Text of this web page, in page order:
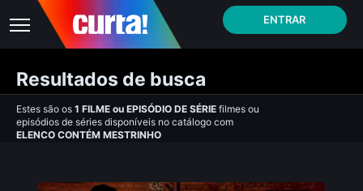
ENTRAR
Resultados de busca
Estes são os 1 FILME ou EPISÓDIO DE SÉRIE filmes ou
episódios de séries disponíveis no catálogo com
ELENCO CONTÉM MESTRINHO